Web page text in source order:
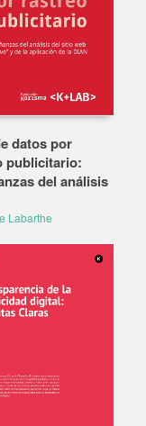
datos por
publicitario:
del análisis
Labarthe